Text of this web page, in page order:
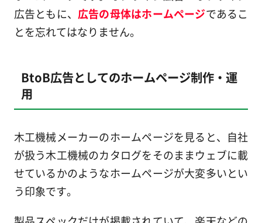
広告ともに、 広告の母体はホームページであるこ
とを忘れてはなりません。
BtoB広告としてのホームページ制作・運
用
木工機械メーカーのホームページを見ると、自社
が扱う木工機械のカタログをそのままウェブに載
せているかのようなホームページが大変多いとい
う印象です。